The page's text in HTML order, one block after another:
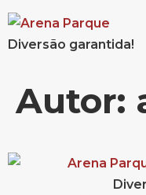
Diversão garantida!
Autor: